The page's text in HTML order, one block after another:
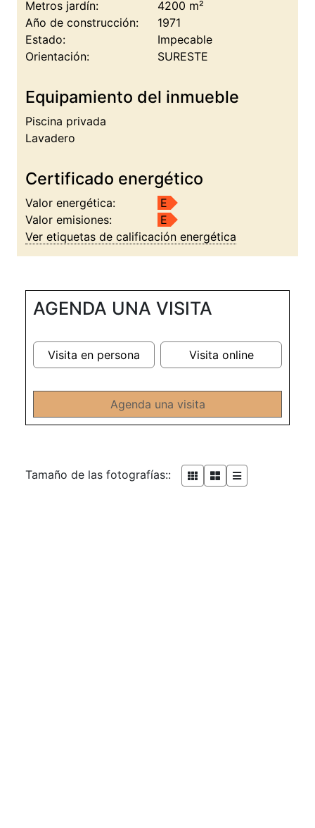
Metros jardín:
4200 m²
Año de construcción:
1971
Estado:
Impecable
Orientación:
SURESTE
Equipamiento del inmueble
Piscina privada
Lavadero
Certificado energético
Valor energética:
E
Valor emisiones:
E
Ver etiquetas de calificación energética
AGENDA UNA VISITA
Visita en persona Visita online
Agenda una visita
Tamaño de las fotografías::